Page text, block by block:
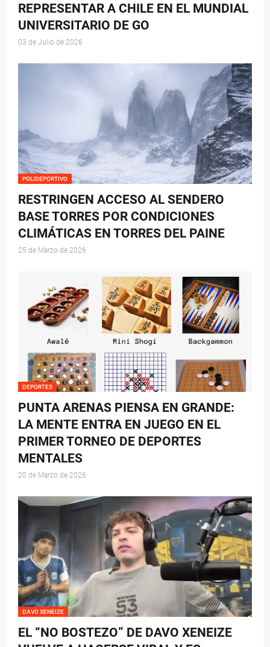
REPRESENTAR A CHILE EN EL MUNDIAL
UNIVERSITARIO DE GO
03 de Julio de 2026
POLIDEPORTIVO
RESTRINGEN ACCESO AL SENDERO
BASE TORRES POR CONDICIONES
CLIMÁTICAS EN TORRES DEL PAINE
25 de Marzo de 2026
DEPORTES
PUNTA ARENAS PIENSA EN GRANDE:
LA MENTE ENTRA EN JUEGO EN EL
PRIMER TORNEO DE DEPORTES
MENTALES
20 de Marzo de 2026
DAVO XENEIZE
EL “NO BOSTEZO” DE DAVO XENEIZE